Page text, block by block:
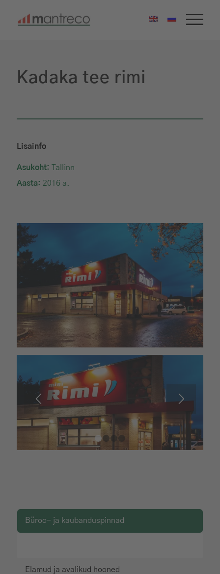
Kadaka tee rimi
Lisainfo
Asukoht: Tallinn
Aasta: 2016 a.
1 3 4
Büroo- ja kaubanduspinnad
Elamud ja avalikud hooned